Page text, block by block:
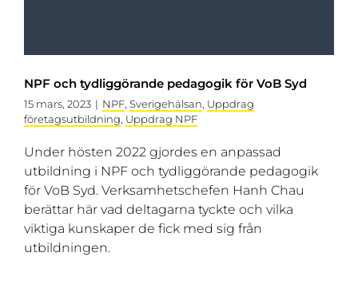
NPF och tydliggörande pedagogik för VoB Syd
15 mars, 2023 | NPF Sverigehälsan Uppdrag
företagsutbildning Uppdrag NPF
Under hösten 2022 gjordes en anpassad
utbildning i NPF och tydliggörande pedagogik
för VoB Syd. Verksamhetschefen Hanh Chau
berättar här vad deltagarna tyckte och vilka
viktiga kunskaper de fick med sig från
utbildningen.